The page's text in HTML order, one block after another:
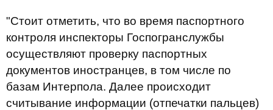
"Стоит отметить, что во время паспортного
контроля инспекторы Госпогранслужбы
осуществляют проверку паспортных
документов иностранцев, в том числе по
базам Интерпола. Далее происходит
считывание информации (отпечатки пальцев)